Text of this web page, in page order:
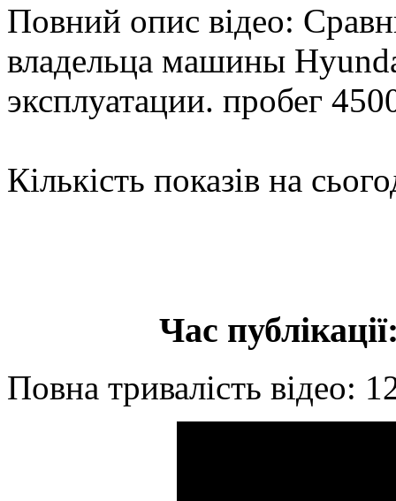
Повний опис відео:
владельца машины
эксплуатации. пробег
Кількість показів на
Час
Повна тривалість відео: